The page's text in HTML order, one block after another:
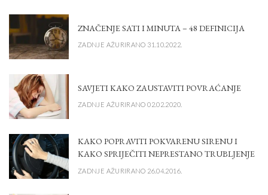
ZNAČENJE SATI I MINUTA – 48 DEFINICIJA
ZADNJE AŽURIRANO 31.10.2022.
SAVJETI KAKO ZAUSTAVITI POVRAĆANJE
ZADNJE AŽURIRANO 02.02.2020.
KAKO POPRAVITI POKVARENU SIRENU I
KAKO SPRIJEČITI NEPRESTANO TRUBLJENJE
ZADNJE AŽURIRANO 26.04.2016.